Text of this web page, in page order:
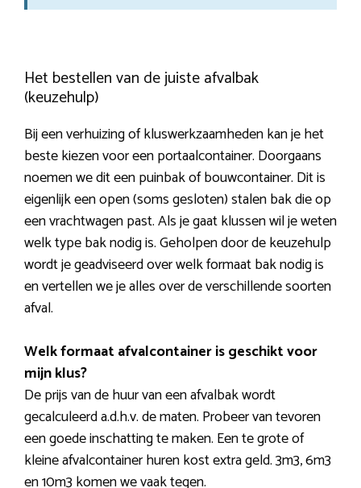
Het bestellen van de juiste afvalbak
(keuzehulp)
Bij een verhuizing of kluswerkzaamheden kan je het
beste kiezen voor een portaalcontainer. Doorgaans
noemen we dit een puinbak of bouwcontainer. Dit is
eigenlijk een open (soms gesloten) stalen bak die op
een vrachtwagen past. Als je gaat klussen wil je weten
welk type bak nodig is. Geholpen door de keuzehulp
wordt je geadviseerd over welk formaat bak nodig is
en vertellen we je alles over de verschillende soorten
afval.
Welk formaat afvalcontainer is geschikt voor
mijn klus?
De prijs van de huur van een afvalbak wordt
gecalculeerd a.d.h.v. de maten. Probeer van tevoren
een goede inschatting te maken. Een te grote of
kleine afvalcontainer huren kost extra geld. 3m3, 6m3
en 10m3 komen we vaak tegen.